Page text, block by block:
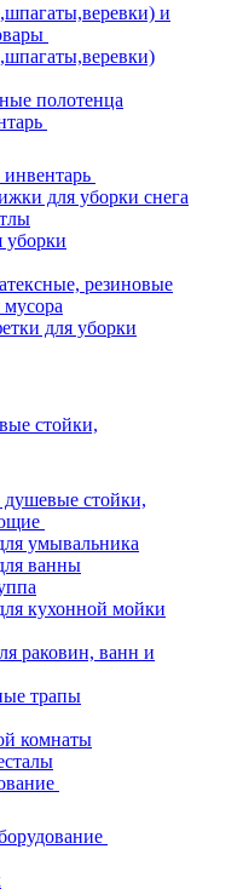
и
полотенца
для уборки снега
уборки
резиновые
для уборки
стойки,
стойки,
умывальника
ванны
кухонной мойки
раковин, ванн и
трапы
комнаты